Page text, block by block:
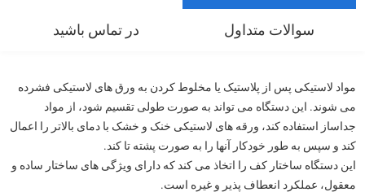
سوالات متداول در تماس باشید
مواد لاستیکی پس از پلاستیک یا مخلوط کردن به ورق های لاستیکی فشرده
می شوند. این دستگاه می تواند به صورت طولی تقسیم شود، از مواد
جداساز استفاده کند، ورقه های لاستیکی خنک و خشک با دمای بالاتر را اعمال
کند و سپس به طور خودکار آنها را به صورت پشته تا کند.
این دستگاه ساختار کف را اتخاذ می کند که دارای ویژگی های ساختار ساده و
معقول، عملکرد انعطاف پذیر و غیره است.